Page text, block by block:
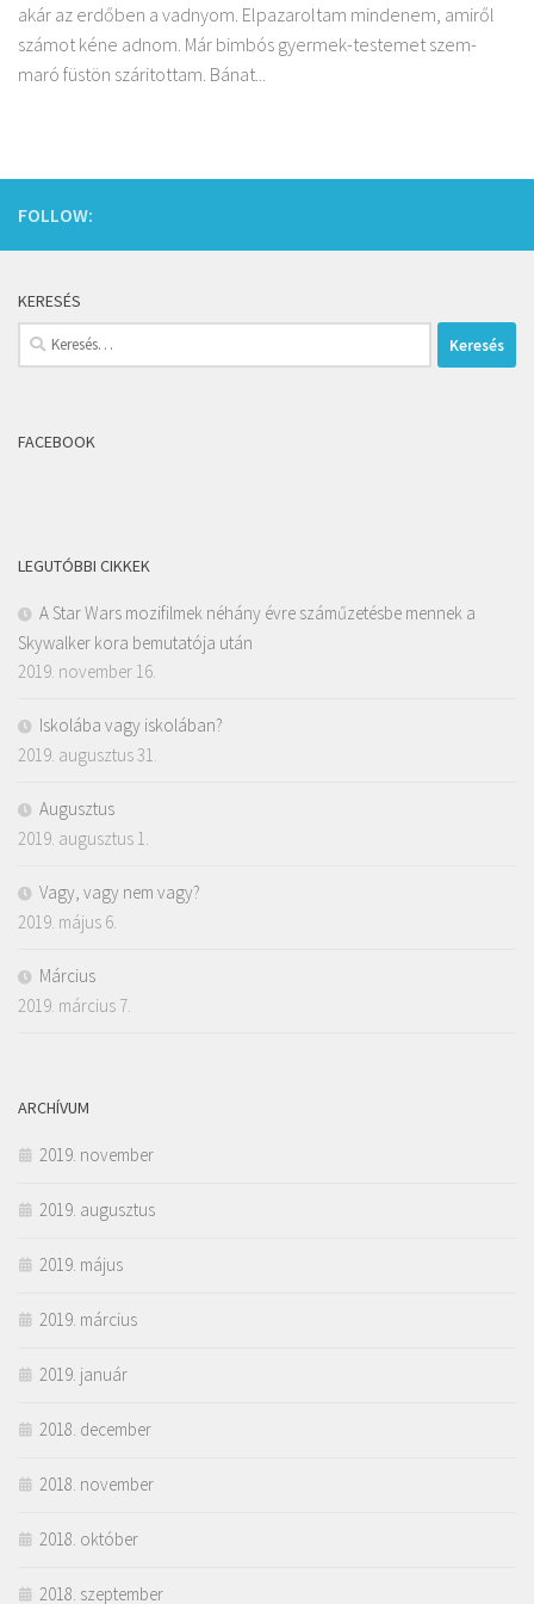
akár az erdőben a vadnyom. Elpazaroltam mindenem, amiről
számot kéne adnom. Már bimbós gyermek-testemet szem-
maró füstön száritottam. Bánat...
FOLLOW:
KERESÉS
Keresés:
FACEBOOK
LEGUTÓBBI CIKKEK
A Star Wars mozifilmek néhány évre száműzetésbe mennek a
Skywalker kora bemutatója után
2019. november 16.
Iskolába vagy iskolában?
2019. augusztus 31.
Augusztus
2019. augusztus 1.
Vagy, vagy nem vagy?
2019. május 6.
Március
2019. március 7.
ARCHÍVUM
2019. november
2019. augusztus
2019. május
2019. március
2019. január
2018. december
2018. november
2018. október
2018. szeptember